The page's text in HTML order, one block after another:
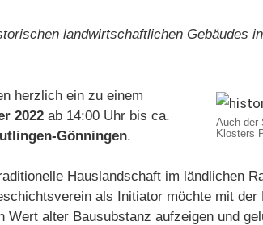
landwirtschaftlichen Gebäudes
Auch der
Klosters
herzlich ein zu einem
2022 ab 14:00 Uhr bis ca.
Gönningen.
Hauslandschaft im ländlichen
als Initiator möchte mit
Wert alter Bausubstanz aufzeigen und